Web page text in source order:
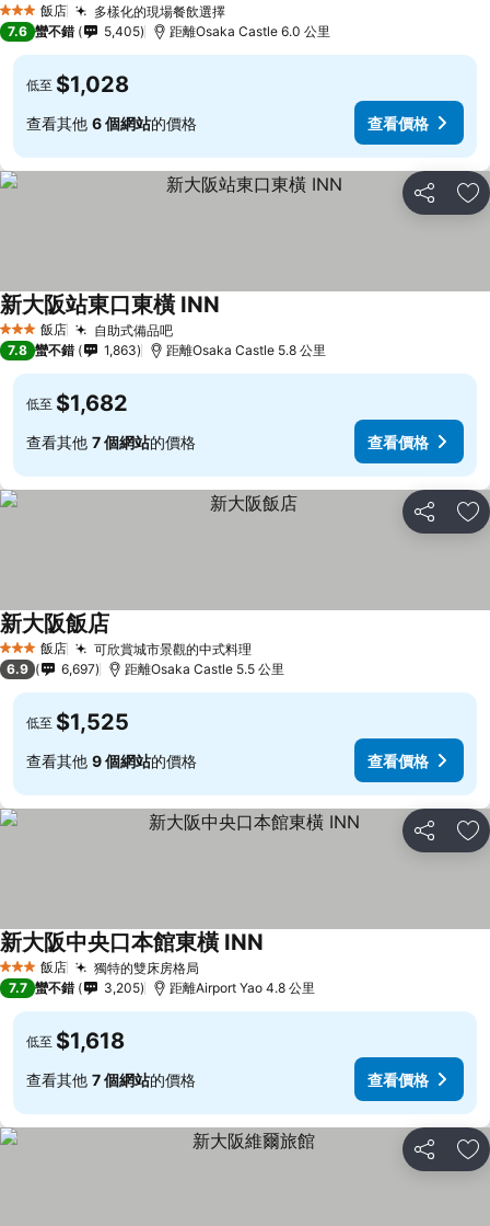
3 星級 飯店 多樣化的現場餐飲選擇查看價格
7.6 蠻不錯 5,405 距離Osaka Castle 6.0 公里
低至 $1,028
查看其他 6 個網站的價格 查看價格
分享 加
3 星級 飯店 自助式備品吧查看價格
新大阪站東口東橫 INN
7.8 蠻不錯 1,863 距離Osaka Castle 5.8 公里
低至 $1,682
查看其他 7 個網站的價格 查看價格
分享 加
3 星級 飯店 可欣賞城市景觀的中式料理查看價格
新大阪飯店
6.9 6,697 距離Osaka Castle 5.5 公里
低至 $1,525
查看其他 9 個網站的價格 查看價格
分享 加
3 星級 飯店 獨特的雙床房格局
新大阪中央口本館東橫 INN
7.7 蠻不錯 3,205 距離Airport Yao 4.8 公里
低至 $1,618
查看其他 7 個網站的價格 查看價格
分享 加